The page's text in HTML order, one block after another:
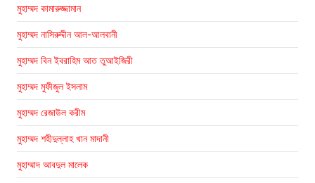
মুহাম্মদ কামারুজ্জামান
মুহাম্মদ নাসিরুদ্দীন আল-আলবানী
মুহাম্মদ বিন ইবরাহিম আত তুআইজিরী
মুহাম্মদ মুফীজুল ইসলাম
মুহাম্মদ রেজাউল করীম
মুহাম্মদ শহীদুল্লাহ খান মাদানী
মুহাম্মাদ আবদুল মালেক